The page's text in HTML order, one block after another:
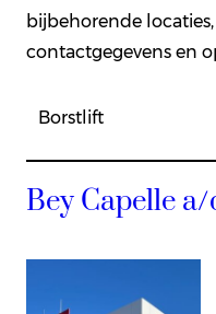
bijbehorende
contactgegevens en
Bey Capelle